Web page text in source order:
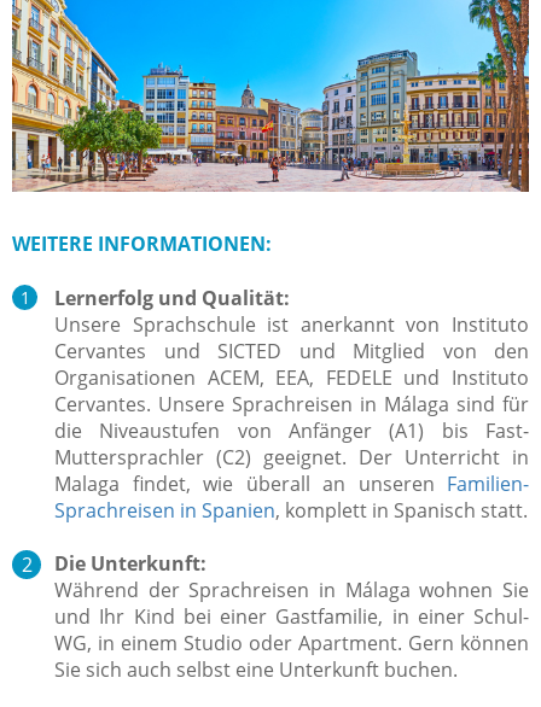
WEITERE INFORMATIONEN:
Lernerfolg und Qualität:
Unsere Sprachschule ist anerkannt von Instituto
Cervantes und SICTED und Mitglied von den
Organisationen ACEM, EEA, FEDELE und Instituto
Cervantes. Unsere Sprachreisen in Málaga sind für
die Niveaustufen von Anfänger (A1) bis Fast-
Muttersprachler (C2) geeignet. Der Unterricht in
Malaga findet, wie überall an unseren Familien-
Sprachreisen in Spanien, komplett in Spanisch statt.
Die Unterkunft:
Während der Sprachreisen in Málaga wohnen Sie
und Ihr Kind bei einer Gastfamilie, in einer Schul-
WG, in einem Studio oder Apartment. Gern können
Sie sich auch selbst eine Unterkunft buchen.